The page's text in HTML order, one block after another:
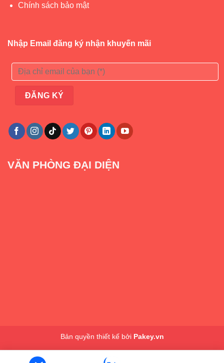
Chính sách bảo mật
Nhập Email đăng ký nhận khuyến mãi
VĂN PHÒNG ĐẠI DIỆN
Bản quyền thiết kế bởi Pakey.vn